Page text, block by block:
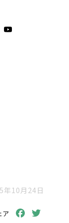
年10月24日
ア Facebook